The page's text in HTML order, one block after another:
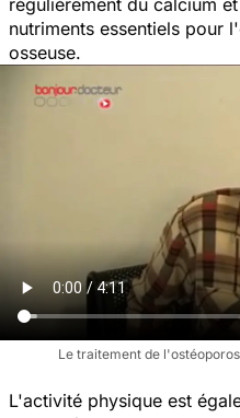
nutriments essentiels pour
osseuse.
Le traitement de
L'activité physique est